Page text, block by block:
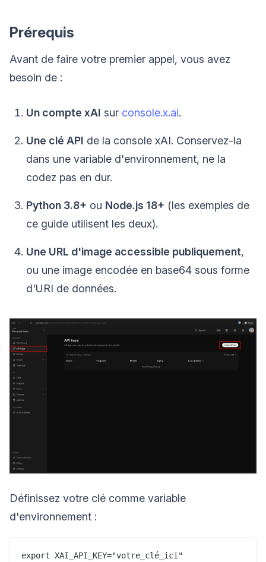
Prérequis
Avant de faire votre premier appel, vous avez
besoin de :
Un compte xAI sur console.x.ai.
Une clé API de la console xAI. Conservez-la
dans une variable d'environnement, ne la
codez pas en dur.
Python 3.8+ ou Node.js 18+ (les exemples de
ce guide utilisent les deux).
Une URL d'image accessible publiquement,
ou une image encodée en base64 sous forme
d'URI de données.
Définissez votre clé comme variable
d'environnement :